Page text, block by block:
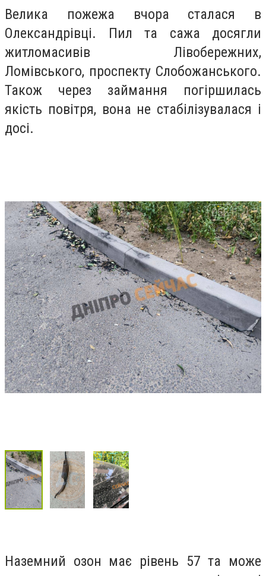
Велика пожежа вчора сталася в
Олександрівці. Пил та сажа досягли
житломасивів Лівобережних,
Ломівського, проспекту Слобожанського.
Також через займання погіршилась
якість повітря, вона не стабілізувалася і
досі.
Наземний озон має рівень 57 та може